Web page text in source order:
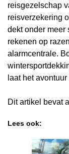
reisgezelschap
reisverzekering
dekt onder meer
rekenen op
alarmcentrale.
laat het
Dit artikel bevat
Lees ook: